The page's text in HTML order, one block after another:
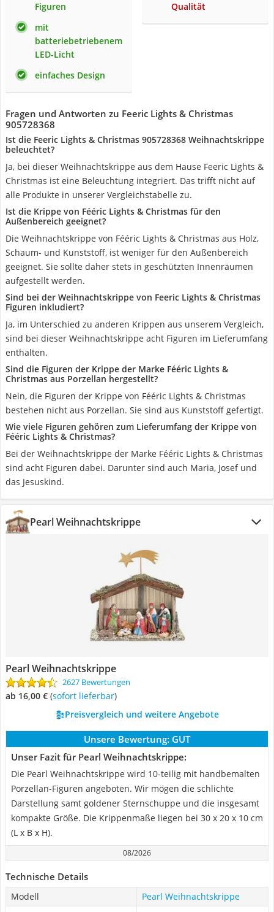
Figuren
mit
batteriebetriebenem
LED-Licht
einfaches Design
Qualität
Fragen und Antworten zu Feeric Lights & Christmas
‎905728368
Ist die Feeric Lights & Christmas ‎905728368 Weihnachtskrippe
beleuchtet?
Ja, bei dieser Weihnachtskrippe aus dem Hause Feeric Lights &
Christmas ist eine Beleuchtung integriert. Das trifft nicht auf
alle Produkte in unserer Vergleichstabelle zu.
Ist die Krippe von Fééric Lights & Christmas für den
Außenbereich geeignet?
Die Weihnachtskrippe von Fééric Lights & Christmas aus Holz,
Schaum- und Kunststoff, ist weniger für den Außenbereich
geeignet. Sie sollte daher stets in geschützten Innenräumen
aufgestellt werden.
Sind bei der Weihnachtskrippe von Feeric Lights & Christmas
Figuren inkludiert?
Ja, im Unterschied zu anderen Krippen aus unserem Vergleich,
sind bei dieser Weihnachtskrippe acht Figuren im Lieferumfang
enthalten.
Sind die Figuren der Krippe der Marke Fééric Lights &
Christmas aus Porzellan hergestellt?
Nein, die Figuren der Krippe von Fééric Lights & Christmas
bestehen nicht aus Porzellan. Sie sind aus Kunststoff gefertigt.
Wie viele Figuren gehören zum Lieferumfang der Krippe von
Fééric Lights & Christmas?
Bei der Weihnachtskrippe der Marke Fééric Lights & Christmas
sind acht Figuren dabei. Darunter sind auch Maria, Josef und
das Jesuskind.
Pearl Weihnachtskrippe
Pearl Weihnachtskrippe
2627 Bewertungen
ab 16,00 € ( Sofort lieferbar)
Preisvergleich und weitere Angebote
Unsere Bewertung: GUT
Unser Fazit für Pearl Weihnachtskrippe:
Die Pearl Weihnachtskrippe wird 10-teilig mit handbemalten
Porzellan-Figuren angeboten. Wir mögen die schlichte
Darstellung samt goldener Sternschuppe und die insgesamt
kompakte Größe. Die Krippenmaße liegen bei 30 x 20 x 10 cm
(L x B x H).
08/2026
Technische Details
Modell
Pearl Weihnachtskrippe